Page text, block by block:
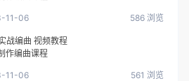
11-06 586 浏览
RNB实战编曲 视频教程
作编曲课程
11-06 561 浏览